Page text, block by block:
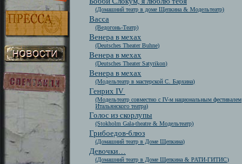
(Домашний театр в доме Щепкина & Модельтеатр)
Васса
(Ведогонь-Театр)
Венера в мехах
(Deutsches Theater Buhne)
Венера в мехах
(Deutsches Theater Satyrikon)
Венера в мехах
(Модельтеатр в мастерской С. Бархина)
Генрих IV
(Модельтеатр совместно с IV-м национальным фестивалем
Итальянского театра)
Голос из скорлупы
(Stokholm Gala-theatre & Модельтеатр)
Грибоедов-блюз
(Домашний театр в Доме Щепкина)
Девочки…
(Домашний театр в Доме Щепкина & РАТИ-ГИТИС)